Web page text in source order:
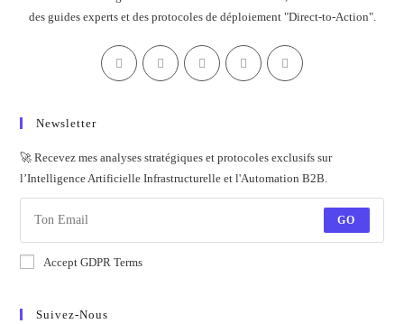
des guides experts et des protocoles de déploiement "Direct-to-Action".
Newsletter
🚀 Recevez mes analyses stratégiques et protocoles exclusifs sur
l’Intelligence Artificielle Infrastructurelle et l'Automation B2B.
GO
Accept GDPR Terms
Suivez-Nous